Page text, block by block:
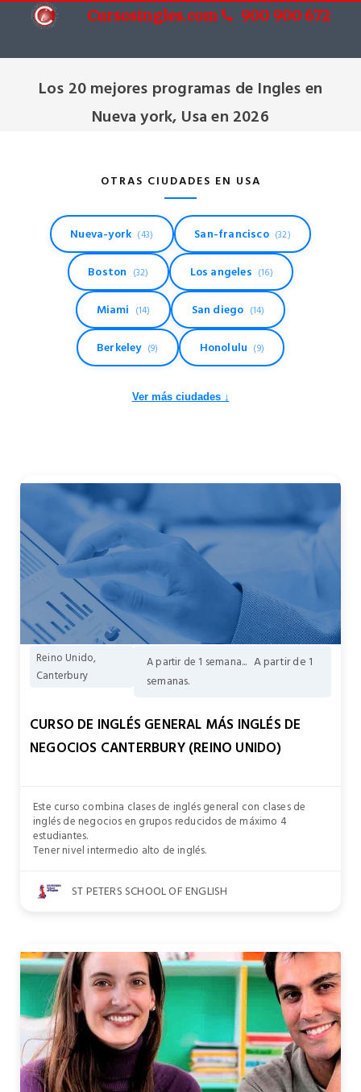
Cursosingles.com 900 900 672
Los 20 mejores programas de Ingles en
Nueva york, Usa en 2026
OTRAS CIUDADES EN USA
Nueva-york (43) San-francisco (32)
Boston (32) Los angeles (16)
Miami (14) San diego (14)
Berkeley (9) Honolulu (9)
Ver más ciudades ↓
Reino Unido,
Canterbury
A partir de 1 semana... A partir de 1
semanas.
CURSO DE INGLÉS GENERAL MÁS INGLÉS DE
NEGOCIOS CANTERBURY (REINO UNIDO)
Este curso combina clases de inglés general con clases de
inglés de negocios en grupos reducidos de máximo 4
estudiantes.
Tener nivel intermedio alto de inglés.
ST PETERS SCHOOL OF ENGLISH